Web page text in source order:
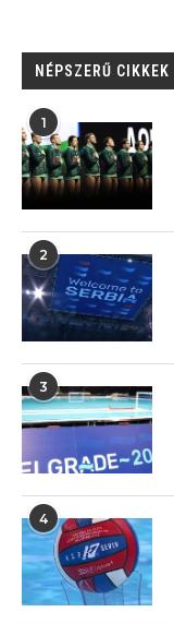
NÉPSZERŰ CIKKEK
1
2
3
4